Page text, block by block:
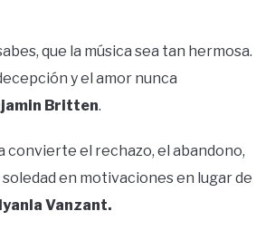
que la música sea tan hermosa.
y el amor nunca
Britten.
convierte el rechazo, el abandono,
en motivaciones en lugar de
Iyanla Vanzant.